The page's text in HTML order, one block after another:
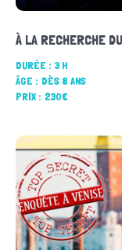
À LA RECHERCHE
DURÉE : 3 H
ÂGE : DÈS 8 ANS
PRIX : 230€